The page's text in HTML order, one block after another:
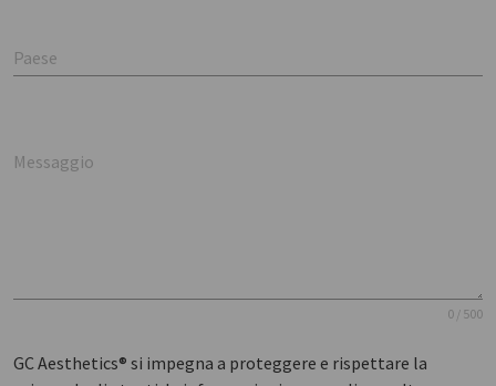
Paese
Messaggio
0 / 500
GC Aesthetics® si impegna a proteggere e rispettare la